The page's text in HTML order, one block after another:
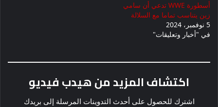
أسطورة WWE تدعي أن سامي
زين يتناسب تماما مع السلالة
5 نوفمبر، 2024
في "أخبار وتعليقات"
اكتشاف المزيد من هيدب فيديو
اشترك للحصول على أحدث التدوينات المرسلة إلى بريدك